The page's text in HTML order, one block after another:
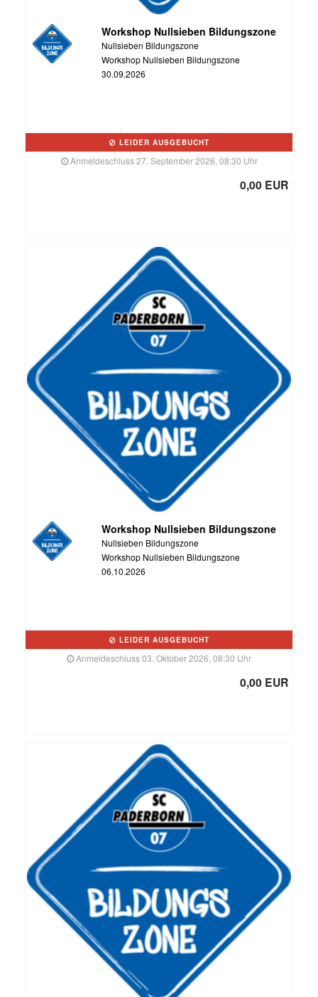
Workshop Nullsieben Bildungszone
Nullsieben Bildungszone
Workshop Nullsieben Bildungszone
30.09.2026
LEIDER AUSGEBUCHT
Anmeldeschluss 27. September 2026, 08:30 Uhr
0,00 EUR
Workshop Nullsieben Bildungszone
Nullsieben Bildungszone
Workshop Nullsieben Bildungszone
06.10.2026
LEIDER AUSGEBUCHT
Anmeldeschluss 03. Oktober 2026, 08:30 Uhr
0,00 EUR